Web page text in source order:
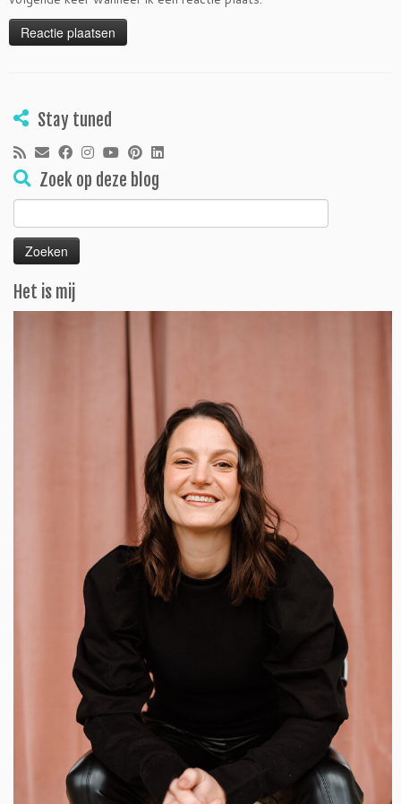
Stay tuned
Zoek op deze blog
Zoeken
naar:
Het is mij